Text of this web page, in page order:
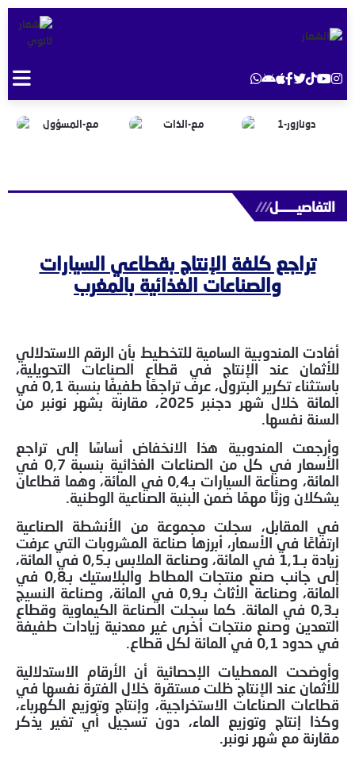
التفاصيــــــل///
تراجع كلفة الإنتاج بقطاعي السيارات
والصناعات الغذائية بالمغرب
أفادت المندوبية السامية للتخطيط بأن الرقم الاستدلالي
للأثمان عند الإنتاج في قطاع الصناعات التحويلية،
باستثناء تكرير البترول، عرف تراجعًا طفيفًا بنسبة 0,1 في
المائة خلال شهر دجنبر 2025، مقارنة بشهر نونبر من
السنة نفسها.
وأرجعت المندوبية هذا الانخفاض أساسًا إلى تراجع
الأسعار في كل من الصناعات الغذائية بنسبة 0,7 في
المائة، وصناعة السيارات بـ0,4 في المائة، وهما قطاعان
يشكلان وزنًا مهمًا ضمن البنية الصناعية الوطنية.
في المقابل، سجلت مجموعة من الأنشطة الصناعية
ارتفاعًا في الأسعار، أبرزها صناعة المشروبات التي عرفت
زيادة بـ1,1 في المائة، وصناعة الملابس بـ0,5 في المائة،
إلى جانب صنع منتجات المطاط والبلاستيك بـ0,8 في
المائة، وصناعة الأثاث بـ0,9 في المائة، وصناعة النسيج
بـ0,3 في المائة. كما سجلت الصناعة الكيماوية وقطاع
التعدين وصنع منتجات أخرى غير معدنية زيادات طفيفة
في حدود 0,1 في المائة لكل قطاع.
وأوضحت المعطيات الإحصائية أن الأرقام الاستدلالية
للأثمان عند الإنتاج ظلت مستقرة خلال الفترة نفسها في
قطاعات الصناعات الاستخراجية، وإنتاج وتوزيع الكهرباء،
وكذا إنتاج وتوزيع الماء، دون تسجيل أي تغير يذكر
مقارنة مع شهر نونبر.